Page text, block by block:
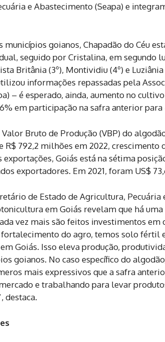
e Abastecimento (Seapa) e
municípios goianos, Chapadão do Céu
seguido por Cristalina, em segundo
Britânia (3º), Montividiu (4º) e
informações repassadas pela
– é esperado, ainda, aumento no
em participação na safra anterior para
Bruto de Produção (VBP) do
R$ 792,2 milhões em 2022, crescimento
exportações, Goiás está na sétima
exportadores. Em 2021, foram US$
de Estado de Agricultura,
em Goiás revelam que há
vez mais são feitos investimentos
do agro, temos solo fértil
Goiás. Isso eleva produção,
goianos. No caso específico do
mais expressivos que a safra
e trabalhando para levar
destaca.